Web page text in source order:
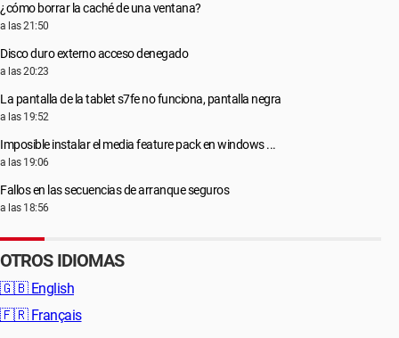
¿cómo borrar la caché de una ventana?
a las 21:50
Disco duro externo acceso denegado
a las 20:23
La pantalla de la tablet s7fe no funciona, pantalla negra
a las 19:52
Imposible instalar el media feature pack en windows ...
a las 19:06
Fallos en las secuencias de arranque seguros
a las 18:56
OTROS IDIOMAS
🇬🇧 English
🇫🇷 Français